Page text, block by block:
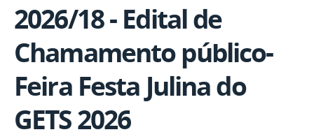
2026/18 - Edital de
Chamamento público-
Feira Festa Julina do
GETS 2026